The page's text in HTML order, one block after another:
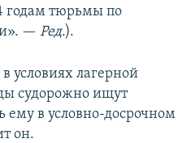
годам тюрьмы по
— Ред.).
условиях лагерной
судорожно ищут
ему в условно-досрочном
он.